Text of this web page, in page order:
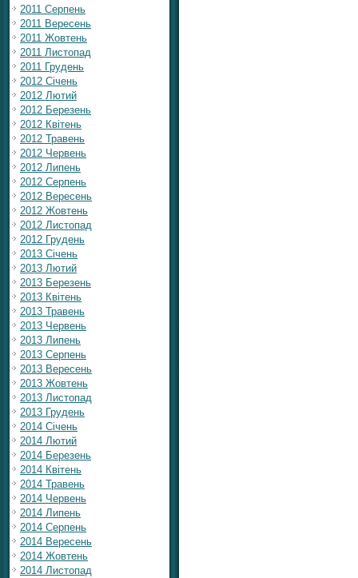
2011 Серпень
2011 Вересень
2011 Жовтень
2011 Листопад
2011 Грудень
2012 Січень
2012 Лютий
2012 Березень
2012 Квітень
2012 Травень
2012 Червень
2012 Липень
2012 Серпень
2012 Вересень
2012 Жовтень
2012 Листопад
2012 Грудень
2013 Січень
2013 Лютий
2013 Березень
2013 Квітень
2013 Травень
2013 Червень
2013 Липень
2013 Серпень
2013 Вересень
2013 Жовтень
2013 Листопад
2013 Грудень
2014 Січень
2014 Лютий
2014 Березень
2014 Квітень
2014 Травень
2014 Червень
2014 Липень
2014 Серпень
2014 Вересень
2014 Жовтень
2014 Листопад